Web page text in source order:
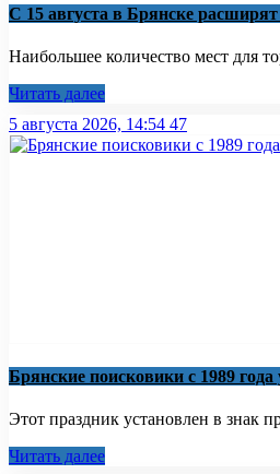
С 15 августа в Брянске
Наибольшее количество мест для
Читать далее
5 августа 2026, 14:54 47
Брянские поисковики с 1989
Этот праздник установлен в знак
Читать далее